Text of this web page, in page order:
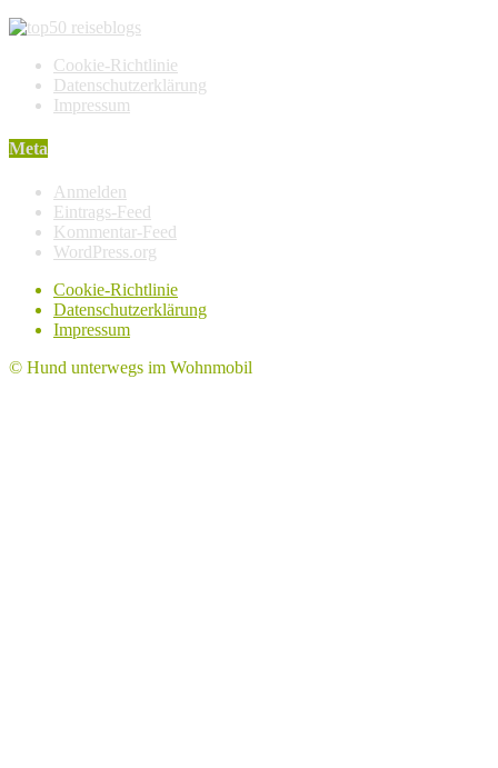
Cookie-Richtlinie
Datenschutzerklärung
Impressum
Meta
Anmelden
Eintrags-Feed
Kommentar-Feed
WordPress.org
Cookie-Richtlinie
Datenschutzerklärung
Impressum
© Hund unterwegs im Wohnmobil